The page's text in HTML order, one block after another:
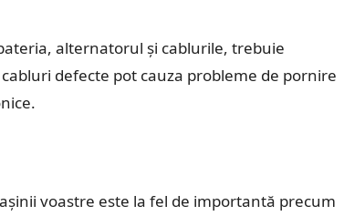
alternatorul și cablurile, trebuie
defecte pot cauza probleme de pornire
voastre este la fel de importantă precum